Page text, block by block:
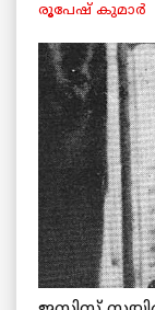
രൂപേഷ്‌ കുമാര്‍